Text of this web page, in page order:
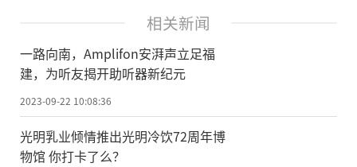
相关新闻
一路向南，Amplifon安湃声立足福
建，为听友揭开助听器新纪元
2023-09-22 10:08:36
光明乳业倾情推出光明冷饮72周年博
物馆 你打卡了么？